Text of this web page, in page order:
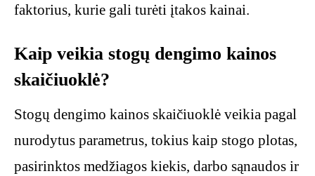
faktorius, kurie gali turėti įtakos kainai.
Kaip veikia stogų dengimo kainos
skaičiuoklė?
Stogų dengimo kainos skaičiuoklė veikia pagal
nurodytus parametrus, tokius kaip stogo plotas,
pasirinktos medžiagos kiekis, darbo sąnaudos ir